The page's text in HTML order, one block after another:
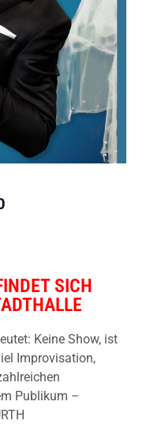
SICH
Keine Show, ist
Improvisation,
Publikum –